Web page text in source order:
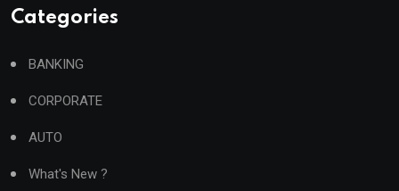
Categories
BANKING
CORPORATE
AUTO
What's New ?